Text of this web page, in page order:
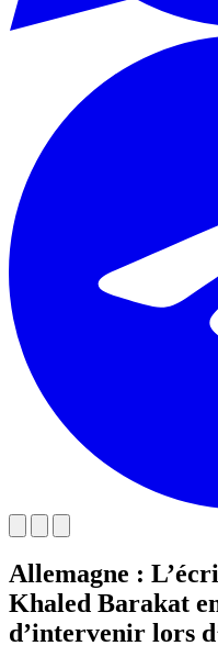
Allemagne :
Khaled Barakat
d’intervenir lors